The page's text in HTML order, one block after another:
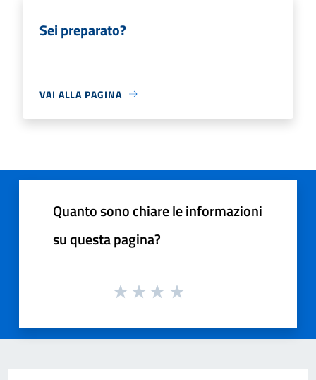
Sei preparato?
VAI ALLA PAGINA
Quanto sono chiare le informazioni
su questa pagina?